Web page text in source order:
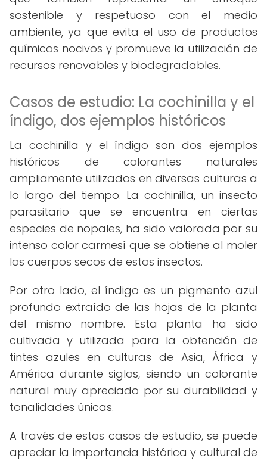
sostenible y respetuoso con el medio
ambiente, ya que evita el uso de productos
químicos nocivos y promueve la utilización de
recursos renovables y biodegradables.
Casos de estudio: La cochinilla y el
índigo, dos ejemplos históricos
La cochinilla y el índigo son dos ejemplos
históricos de colorantes naturales
ampliamente utilizados en diversas culturas a
lo largo del tiempo. La cochinilla, un insecto
parasitario que se encuentra en ciertas
especies de nopales, ha sido valorada por su
intenso color carmesí que se obtiene al moler
los cuerpos secos de estos insectos.
Por otro lado, el índigo es un pigmento azul
profundo extraído de las hojas de la planta
del mismo nombre. Esta planta ha sido
cultivada y utilizada para la obtención de
tintes azules en culturas de Asia, África y
América durante siglos, siendo un colorante
natural muy apreciado por su durabilidad y
tonalidades únicas.
A través de estos casos de estudio, se puede
apreciar la importancia histórica y cultural de